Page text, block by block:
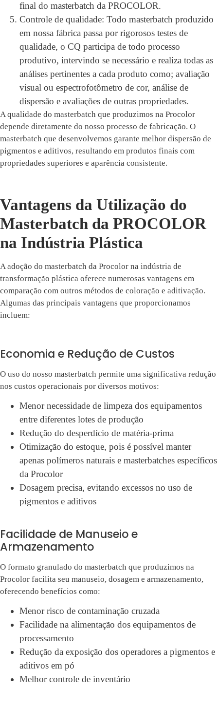
final do masterbatch da PROCOLOR.
Controle de qualidade: Todo masterbatch produzido
em nossa fábrica passa por rigorosos testes de
qualidade, o CQ participa de todo processo
produtivo, intervindo se necessário e realiza todas as
análises pertinentes a cada produto como; avaliação
visual ou espectrofotômetro de cor, análise de
dispersão e avaliações de outras propriedades.
A qualidade do masterbatch que produzimos na Procolor
depende diretamente do nosso processo de fabricação. O
masterbatch que desenvolvemos garante melhor dispersão de
pigmentos e aditivos, resultando em produtos finais com
propriedades superiores e aparência consistente.
Vantagens da Utilização do
Masterbatch da PROCOLOR
na Indústria Plástica
A adoção do masterbatch da Procolor na indústria de
transformação plástica oferece numerosas vantagens em
comparação com outros métodos de coloração e aditivação.
Algumas das principais vantagens que proporcionamos
incluem:
Economia e Redução de Custos
O uso do nosso masterbatch permite uma significativa redução
nos custos operacionais por diversos motivos:
Menor necessidade de limpeza dos equipamentos
entre diferentes lotes de produção
Redução do desperdício de matéria-prima
Otimização do estoque, pois é possível manter
apenas polímeros naturais e masterbatches específicos
da Procolor
Dosagem precisa, evitando excessos no uso de
pigmentos e aditivos
Facilidade de Manuseio e
Armazenamento
O formato granulado do masterbatch que produzimos na
Procolor facilita seu manuseio, dosagem e armazenamento,
oferecendo benefícios como:
Menor risco de contaminação cruzada
Facilidade na alimentação dos equipamentos de
processamento
Redução da exposição dos operadores a pigmentos e
aditivos em pó
Melhor controle de inventário